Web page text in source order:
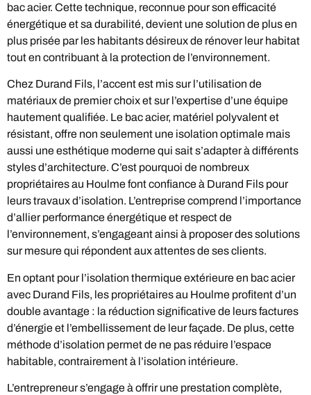
bac acier. Cette technique, reconnue pour son efficacité
énergétique et sa durabilité, devient une solution de plus en
plus prisée par les habitants désireux de rénover leur habitat
tout en contribuant à la protection de l’environnement.
Chez Durand Fils, l’accent est mis sur l’utilisation de
matériaux de premier choix et sur l’expertise d’une équipe
hautement qualifiée. Le bac acier, matériel polyvalent et
résistant, offre non seulement une isolation optimale mais
aussi une esthétique moderne qui sait s’adapter à différents
styles d’architecture. C’est pourquoi de nombreux
propriétaires au Houlme font confiance à Durand Fils pour
leurs travaux d’isolation. L’entreprise comprend l’importance
d’allier performance énergétique et respect de
l’environnement, s’engageant ainsi à proposer des solutions
sur mesure qui répondent aux attentes de ses clients.
En optant pour l’isolation thermique extérieure en bac acier
avec Durand Fils, les propriétaires au Houlme profitent d’un
double avantage : la réduction significative de leurs factures
d’énergie et l’embellissement de leur façade. De plus, cette
méthode d’isolation permet de ne pas réduire l’espace
habitable, contrairement à l’isolation intérieure.
L’entrepreneur s’engage à offrir une prestation complète,